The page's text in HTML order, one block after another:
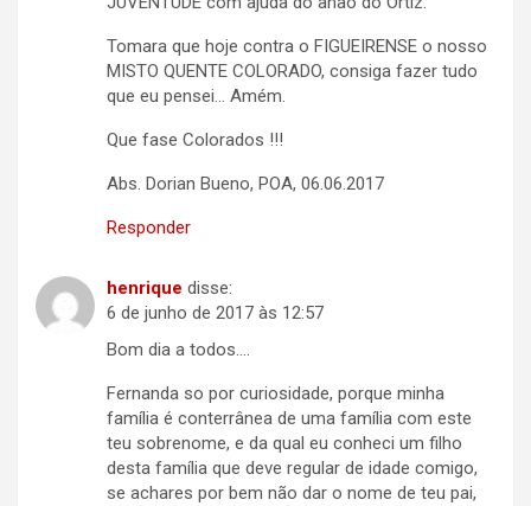
Tomara que hoje contra o FIGUEIRENSE o nosso
MISTO QUENTE COLORADO, consiga fazer tudo
que eu pensei… Amém.
Que fase Colorados !!!
Abs. Dorian Bueno, POA, 06.06.2017
Responder
henrique disse:
6 de junho de 2017 às 12:57
Bom dia a todos….
Fernanda so por curiosidade, porque minha
família é conterrânea de uma família com este
teu sobrenome, e da qual eu conheci um filho
desta família que deve regular de idade comigo,
se achares por bem não dar o nome de teu pai,